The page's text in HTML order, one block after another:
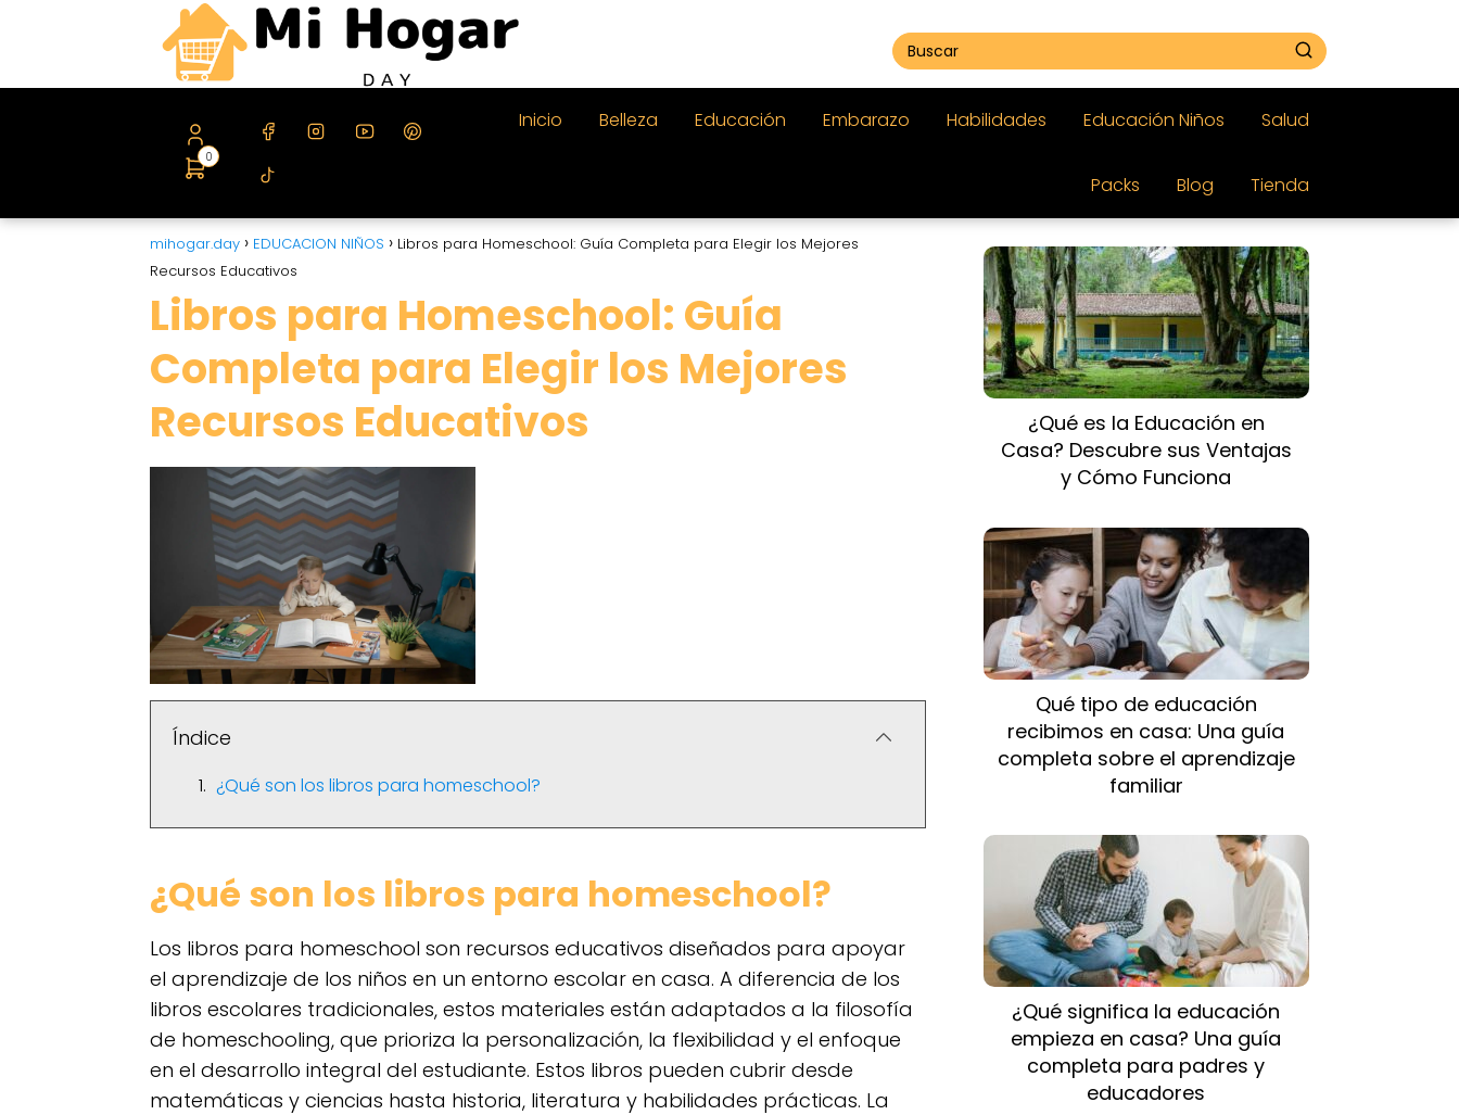
0
Inicio Belleza Educación Embarazo Habilidades Educación Niños Salud
Packs Blog Tienda
mihogar.day EDUCACION NIÑOS
Libros para Homeschool: Guía Completa para Elegir los Mejores
Recursos Educativos
Libros para Homeschool: Guía
Completa para Elegir los Mejores
Recursos Educativos
Índice
¿Qué son los libros para homeschool?
¿Qué son los libros para homeschool?
Los libros para homeschool son recursos educativos diseñados para apoyar
el aprendizaje de los niños en un entorno escolar en casa. A diferencia de los
libros escolares tradicionales, estos materiales están adaptados a la filosofía
de homeschooling, que prioriza la personalización, la flexibilidad y el enfoque
en el desarrollo integral del estudiante. Estos libros pueden cubrir desde
matemáticas y ciencias hasta historia, literatura y habilidades prácticas. La
¿Qué es la Educación en
Casa? Descubre sus Ventajas
y Cómo Funciona
Qué tipo de educación
recibimos en casa: Una guía
completa sobre el aprendizaje
familiar
¿Qué significa la educación
empieza en casa? Una guía
completa para padres y
educadores